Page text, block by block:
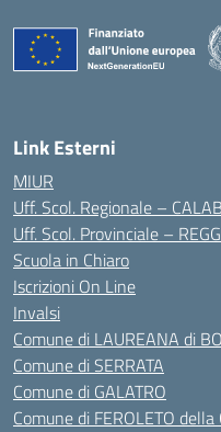
Link Esterni
MIUR
Uff. Scol. Regionale –
Uff. Scol. Provinciale –
Scuola in Chiaro
Iscrizioni On Line
Invalsi
Comune di LAUREANA di
Comune di SERRATA
Comune di GALATRO
Comune di FEROLETO della